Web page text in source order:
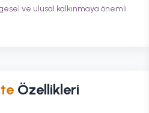
ve ulusal kalkınmaya önemli
Özellikleri